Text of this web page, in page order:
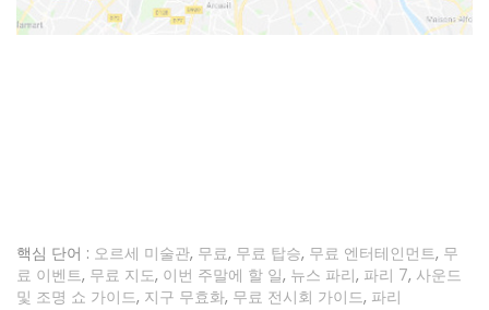
핵심 단어 : 오르세 미술관, 무료, 무료 탑승, 무료 엔터테인먼트, 무
료 이벤트, 무료 지도, 이번 주말에 할 일, 뉴스 파리, 파리 7, 사운드
및 조명 쇼 가이드, 지구 무효화, 무료 전시회 가이드, 파리